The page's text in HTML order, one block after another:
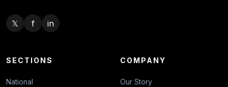
𝕏 f in
SECTIONS
National
COMPANY
Our Story